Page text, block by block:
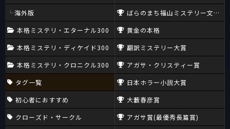
海外版
本格ミステリ・エターナル300
本格ミステリ・ディケイド300
本格ミステリ・クロニクル300
タグ一覧
初心者におすすめ
クローズド・サークル
ばらのまち福山ミステリー文学新
黄金の本格
翻訳ミステリー大賞
アガサ・クリスティー賞
日本ホラー小説大賞
大藪春彦賞
アガサ賞(最優秀長篇賞)